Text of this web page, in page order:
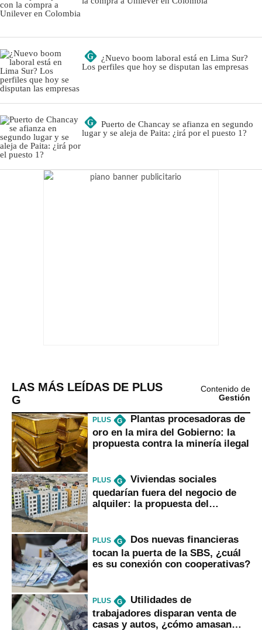
G
¿Nuevo boom laboral está en Lima Sur?
Los perfiles que hoy se disputan las empresas
G
Puerto de Chancay se afianza en segundo
lugar y se aleja de Paita: ¿irá por el puesto 1?
LAS MÁS LEÍDAS DE PLUS
G
Contenido de
Gestión
PLUS G
Plantas procesadoras de
oro en la mira del Gobierno: la
propuesta contra la minería ilegal
PLUS G
Viviendas sociales
quedarían fuera del negocio de
alquiler: la propuesta del
PLUS G
Dos nuevas financieras
tocan la puerta de la SBS, ¿cuál
es su conexión con cooperativas?
PLUS G
Utilidades de
trabajadores disparan venta de
casas y autos, ¿cómo amasan